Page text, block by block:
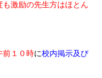
激励の先生方はほとん
前１０時に校内掲示及び